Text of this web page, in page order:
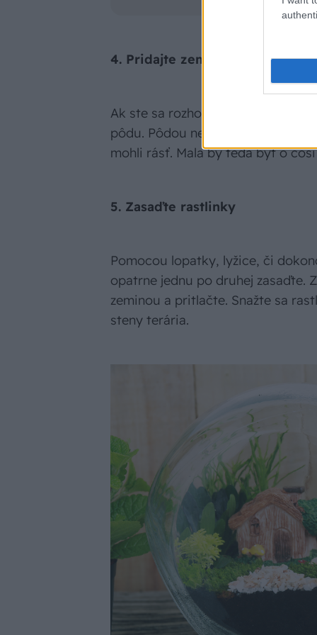
4. Pridajte zeminu
Ak ste sa rozhodli pre sukulenty,
pôdu. Pôdou nešetrite, dajte jej
mohli rásť. Mala by teda byť o
5. Zasaďte rastlinky
Pomocou lopatky, lyžice, či
opatrne jednu po druhej zasaďte.
zeminou a pritlačte. Snažte sa
steny terária.